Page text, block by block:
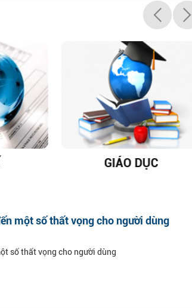
GIÁO DỤC
một số thất vọng cho người dùng
số thất vọng cho người dùng